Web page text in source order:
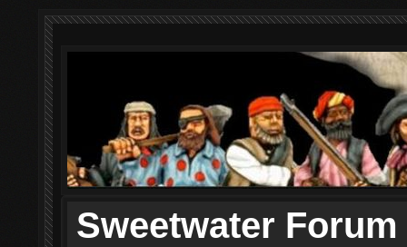
Sweetwater Forum